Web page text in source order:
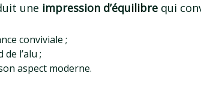
une impression d’équilibre qui
conviviale ;
l’alu ;
aspect moderne.